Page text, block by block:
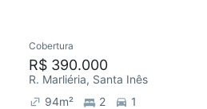
Cobertura
R$ 390.000
R. Marliéria, Santa Inês
94m² 2
1